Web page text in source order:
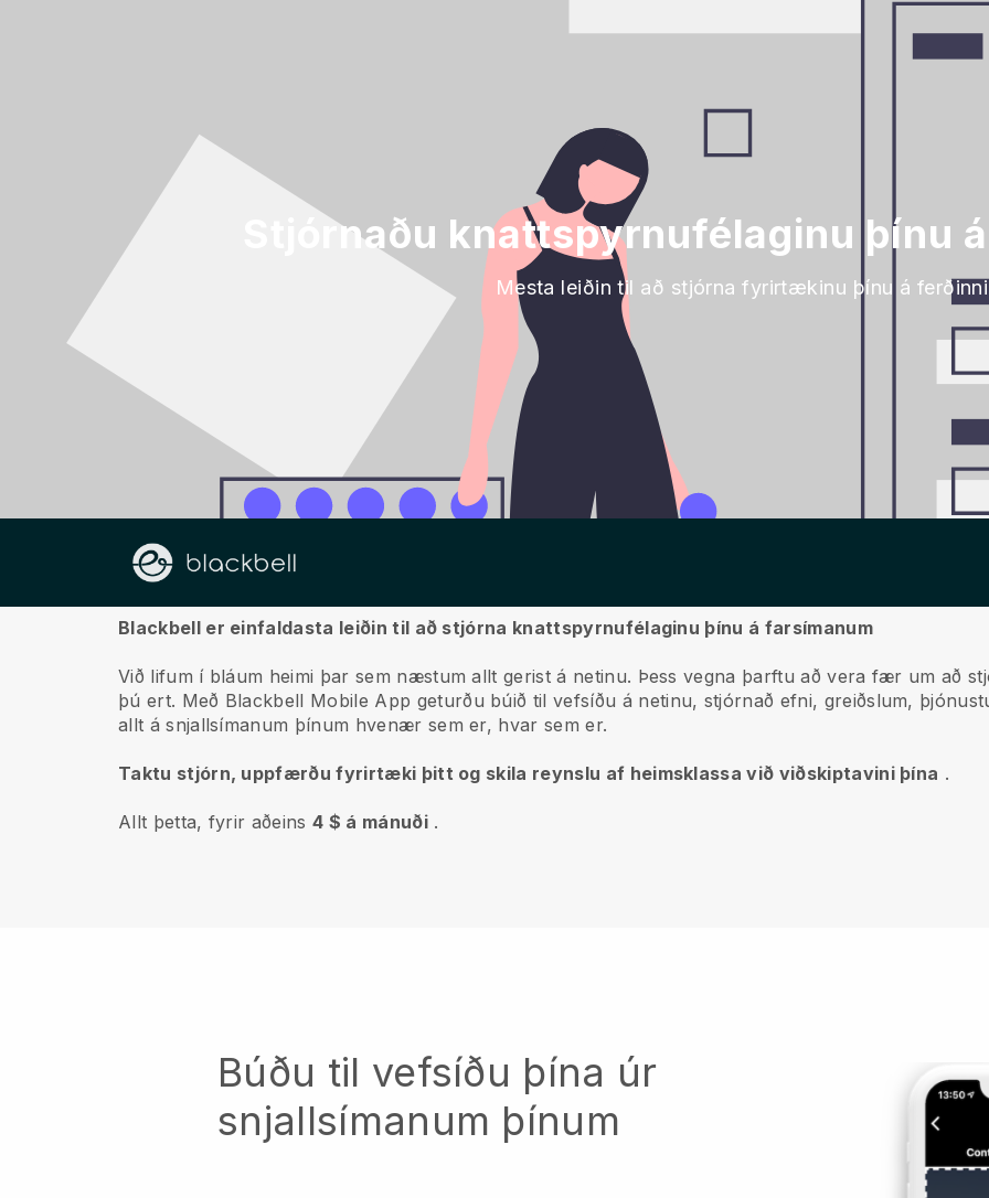
Stjórnaðu knattspyrnufélaginu þínu
Mesta leiðin til að stjórna fyrirtækinu þínu á ferðinni
Um okkur
Blackbell er einfaldasta leiðin til að stjórna knattspyrnufélaginu þínu á farsímanum
Við lifum í bláum heimi þar sem næstum allt gerist á netinu. Þess vegna þarftu að vera fær um að
þú ert. Með Blackbell Mobile App geturðu búið til vefsíðu á netinu, stjórnað efni, greiðslum,
allt á snjallsímanum þínum hvenær sem er, hvar sem er.
Taktu stjórn, uppfærðu fyrirtæki þitt og skila reynslu af heimsklassa við viðskiptavini þína .
Allt þetta, fyrir aðeins 4 $ á mánuði.
Búðu til vefsíðu þína úr
snjallsímanum þínum